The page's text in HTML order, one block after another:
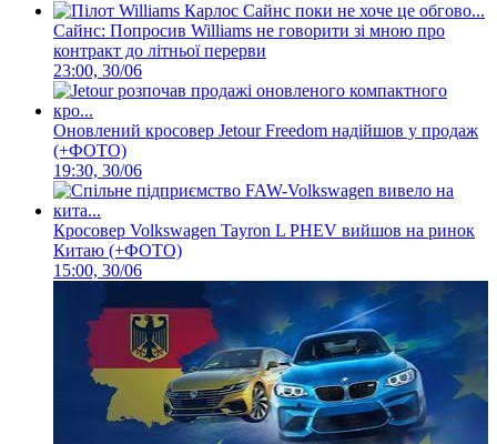
Сайнс: Попросив Williams не говорити зі мною про
контракт до літньої перерви
23:00, 30/06
Оновлений кросовер Jetour Freedom надійшов у продаж
(+ФОТО)
19:30, 30/06
Кросовер Volkswagen Tayron L PHEV вийшов на ринок
Китаю (+ФОТО)
15:00, 30/06